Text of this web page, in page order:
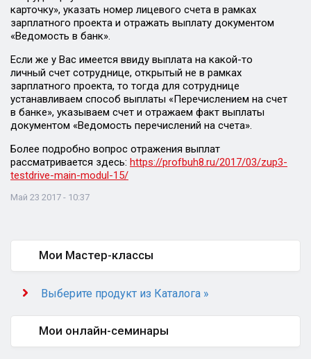
карточку», указать номер лицевого счета в рамках
зарплатного проекта и отражать выплату документом
«Ведомость в банк».
Если же у Вас имеется ввиду выплата на какой-то
личный счет сотруднице, открытый не в рамках
зарплатного проекта, то тогда для сотруднице
устанавливаем способ выплаты «Перечислением на счет
в банке», указываем счет и отражаем факт выплаты
документом «Ведомость перечислений на счета».
Более подробно вопрос отражения выплат
рассматривается здесь: https://profbuh8.ru/2017/03/zup3-
testdrive-main-modul-15/
Май 23 2017 - 10:37
Мои Мастер-классы
Выберите продукт из Каталога »
Мои онлайн-семинары